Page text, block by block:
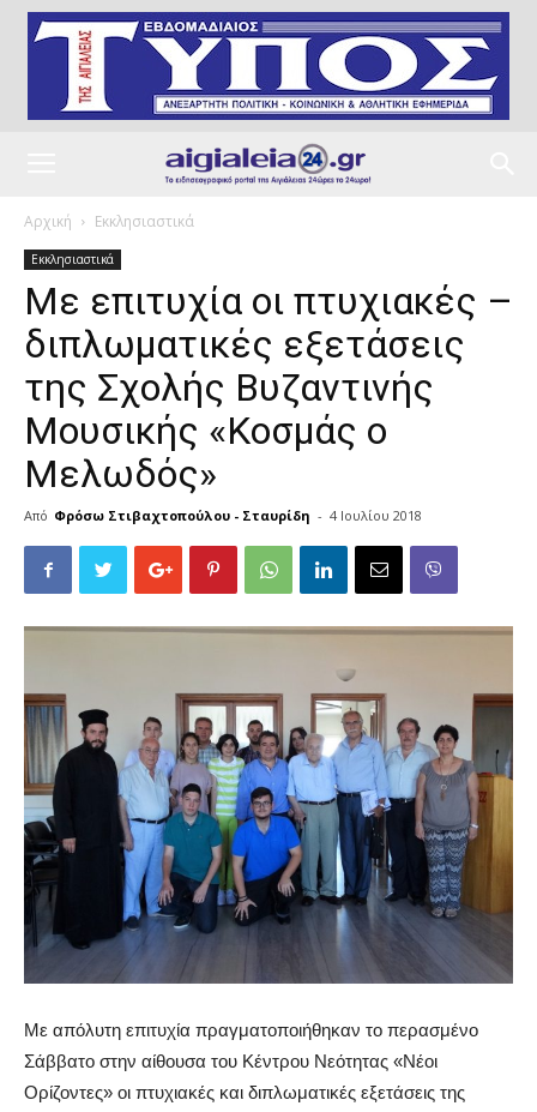
Αρχική Εκκλησιαστικά
Εκκλησιαστικά
Με επιτυχία οι πτυχιακές –
διπλωματικές εξετάσεις
της Σχολής Βυζαντινής
Μουσικής «Κοσμάς ο
Μελωδός»
Από Φρόσω Στιβαχτοπούλου - Σταυρίδη - 4 Ιουλίου 2018
Με απόλυτη επιτυχία πραγματοποιήθηκαν το περασμένο
Σάββατο στην αίθουσα του Κέντρου Νεότητας «Νέοι
Ορίζοντες» οι πτυχιακές και διπλωματικές εξετάσεις της